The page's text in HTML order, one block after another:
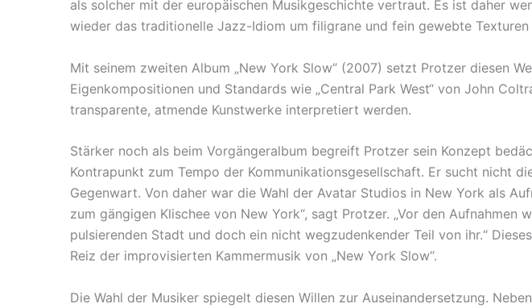
als solcher mit der europäischen Musikgeschichte vertraut. Es ist daher
wieder das traditionelle Jazz-Idiom um filigrane und fein gewebte
Mit seinem zweiten Album „New York Slow“ (2007) setzt Protzer diesen
Eigenkompositionen und Standards wie „Central Park West“ von John
transparente, atmende Kunstwerke interpretiert werden.
Stärker noch als beim Vorgängeralbum begreift Protzer sein Konzept
Kontrapunkt zum Tempo der Kommunikationsgesellschaft. Er sucht nicht
Gegenwart. Von daher war die Wahl der Avatar Studios in New York als
zum gängigen Klischee von New York“, sagt Protzer. „Vor den
pulsierenden Stadt und doch ein nicht wegzudenkender Teil von ihr.“
Reiz der improvisierten Kammermusik von „New York Slow“.
Die Wahl der Musiker spiegelt diesen Willen zur Auseinandersetzung.